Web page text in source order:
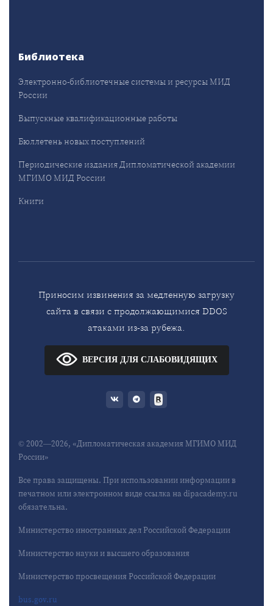
Библиотека
Электронно-библиотечные системы и ресурсы МИД
России
Выпускные квалификационные работы
Бюллетень новых поступлений
Периодические издания Дипломатической академии
МГИМО МИД России
Книги
Приносим извинения за медленную загрузку
сайта в связи с продолжающимися DDOS
атаками из-за рубежа.
ВЕРСИЯ ДЛЯ СЛАБОВИДЯЩИХ
© 2002—2026, «Дипломатическая академия МГИМО МИД
России»
Все права защищены. При использовании информации в
печатном или электронном виде ссылка на dipacademy.ru
обязательна.
Министерство иностранных дел Российской Федерации
Министерство науки и высшего образования
Министерство просвещения Российской Федерации
bus.gov.ru